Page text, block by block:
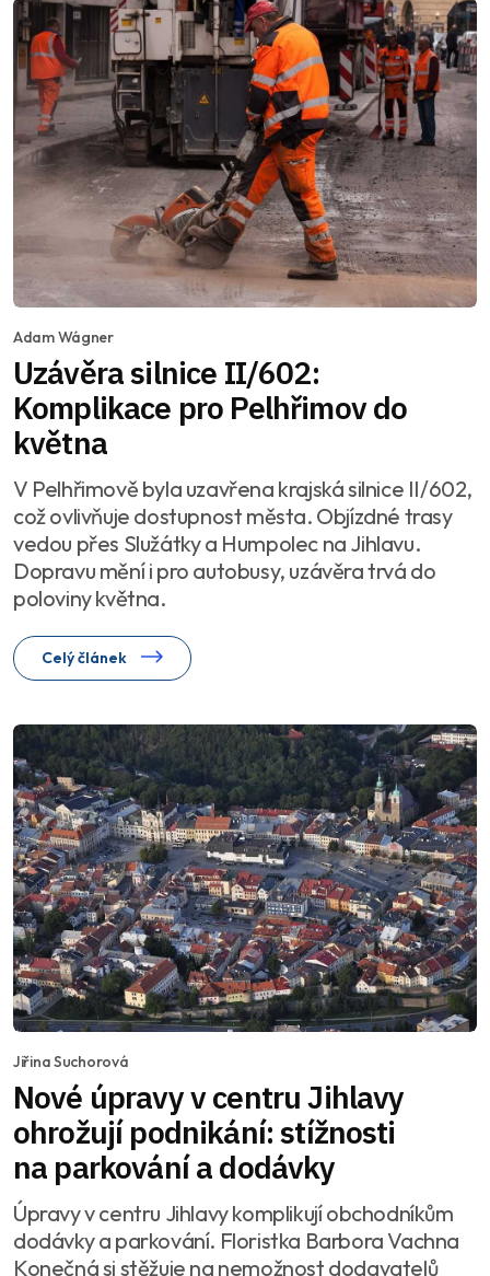
Adam Wágner
Uzávěra silnice II/602:
Komplikace pro Pelhřimov do
května
V Pelhřimově byla uzavřena krajská silnice II/602,
což ovlivňuje dostupnost města. Objízdné trasy
vedou přes Služátky a Humpolec na Jihlavu.
Dopravu mění i pro autobusy, uzávěra trvá do
poloviny května.
Celý článek
Jiřina Suchorová
Nové úpravy v centru Jihlavy
ohrožují podnikání: stížnosti
na parkování a dodávky
Úpravy v centru Jihlavy komplikují obchodníkům
dodávky a parkování. Floristka Barbora Vachna
Konečná si stěžuje na nemožnost dodavatelů